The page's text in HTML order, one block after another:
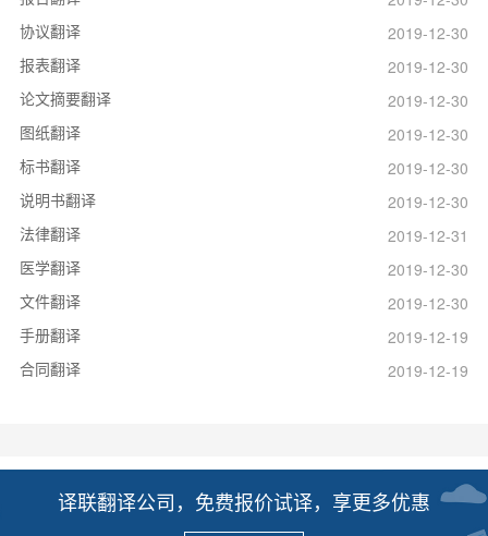
协议翻译
2019-12-30
报表翻译
2019-12-30
论文摘要翻译
2019-12-30
图纸翻译
2019-12-30
标书翻译
2019-12-30
说明书翻译
2019-12-30
法律翻译
2019-12-31
医学翻译
2019-12-30
文件翻译
2019-12-30
手册翻译
2019-12-19
合同翻译
2019-12-19
译联翻译公司，免费报价试译，享更多优惠